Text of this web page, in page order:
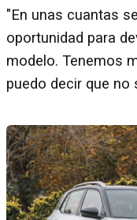
"En unas cuantas
oportunidad para
modelo. Tenemos
puedo decir que no